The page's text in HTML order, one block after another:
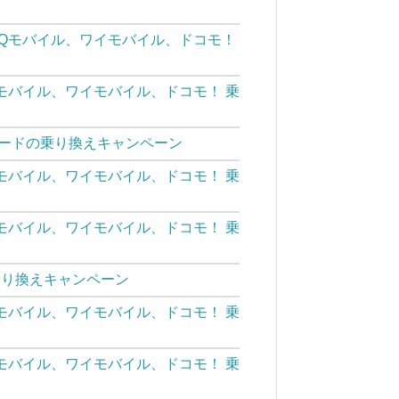
バイル、ワイモバイル、ドコモ！
バイル、ワイモバイル、ドコモ！ 乗
ドの乗り換えキャンペーン
バイル、ワイモバイル、ドコモ！ 乗
バイル、ワイモバイル、ドコモ！ 乗
換えキャンペーン
バイル、ワイモバイル、ドコモ！ 乗
バイル、ワイモバイル、ドコモ！ 乗